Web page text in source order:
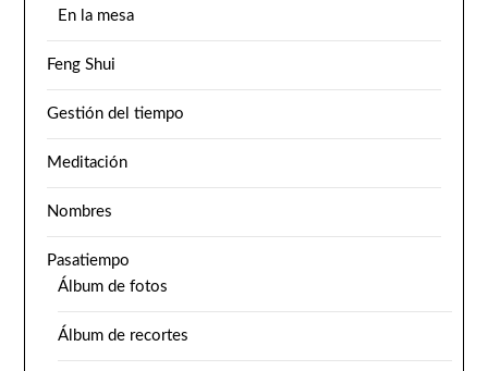
En la mesa
Feng Shui
Gestión del tiempo
Meditación
Nombres
Pasatiempo
Álbum de fotos
Álbum de recortes